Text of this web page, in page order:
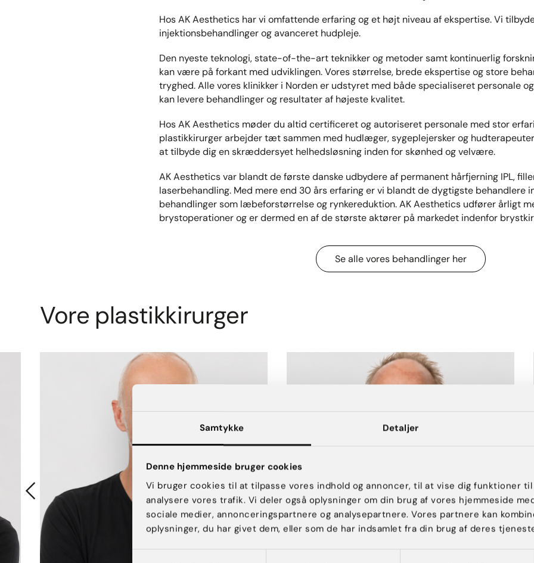
Samtykke Detaljer
Denne hjemmeside bruger cookies
Vi bruger cookies til at tilpasse vores indhold og annoncer, til at vise dig funktioner
analysere vores trafik. Vi deler også oplysninger om din brug af vores hjemmeside
sociale medier, annonceringspartnere og analysepartnere. Vores partnere kan
oplysninger, du har givet dem, eller som de har indsamlet fra din brug af deres
Hos AK Aesthetics har vi omfattende erfaring og et højt niveau af ekspertise. Vi
injektionsbehandlinger og avanceret hudpleje.
Den nyeste teknologi, state-of-the-art teknikker og metoder samt kontinuerlig
kan være på forkant med udviklingen. Vores størrelse, brede ekspertise og store
tryghed. Alle vores klinikker i Norden er udstyret med både specialiseret personale
kan levere behandlinger og resultater af højeste kvalitet.
Hos AK Aesthetics møder du altid certificeret og autoriseret personale med stor
plastikkirurger arbejder tæt sammen med hudlæger, sygeplejersker og
at tilbyde dig en skræddersyet helhedsløsning inden for skønhed og velvære.
AK Aesthetics var blandt de første danske udbydere af permanent hårfjerning IPL,
laserbehandling. Med mere end 30 års erfaring er vi blandt de dygtigste behandlere
behandlinger som læbeforstørrelse og rynkereduktion. AK Aesthetics udfører årligt
brystoperationer og er dermed en af de største aktører på markedet indenfor
Se alle vores behandlinger her
Vore plastikkirurger